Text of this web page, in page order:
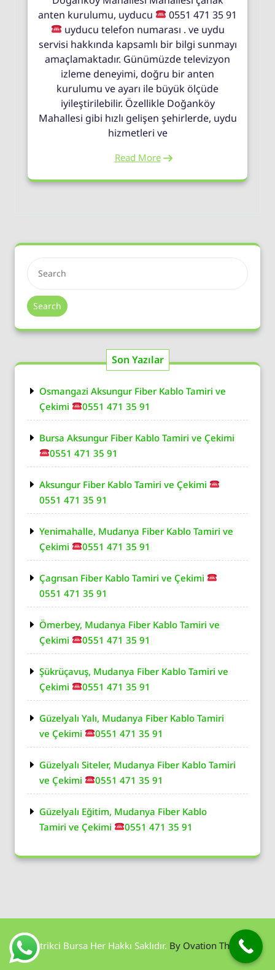
anten kurulumu, uyducu
0551 471 35 91
uyducu telefon numarası . ve uydu
servisi hakkında kapsamlı bir bilgi sunmayı
amaçlamaktadır. Günümüzde televizyon
izleme deneyimi, doğru bir anten
kurulumu ve ayarı ile büyük ölçüde
iyileştirilebilir. Özellikle Doğanköy
Mahallesi gibi hızlı gelişen şehirlerde, uydu
hizmetleri ve
Read More
Search
Son Yazılar
Osmangazi Aksungur Fiber Kablo Tamiri ve
Çekimi
0551 471 35 91
Bursa Aksungur Fiber Kablo Tamiri ve Çekimi
0551 471 35 91
Aksungur Fiber Kablo Tamiri ve Çekimi
0551 471 35 91
Yenimahalle, Mudanya Fiber Kablo Tamiri ve
Çekimi
0551 471 35 91
Çagrısan Fiber Kablo Tamiri ve Çekimi
0551 471 35 91
Ömerbey, Mudanya Fiber Kablo Tamiri ve
Çekimi
0551 471 35 91
Şükrüçavuş, Mudanya Fiber Kablo Tamiri ve
Çekimi
0551 471 35 91
Güzelyalı Yalı, Mudanya Fiber Kablo Tamiri
ve Çekimi
0551 471 35 91
Güzelyalı Siteler, Mudanya Fiber Kablo Tamiri
ve Çekimi
0551 471 35 91
Güzelyalı Eğitim, Mudanya Fiber Kablo
Tamiri ve Çekimi
0551 471 35 91
Elektrikci Bursa Her Hakkı Saklıdır. By Ovation Themes